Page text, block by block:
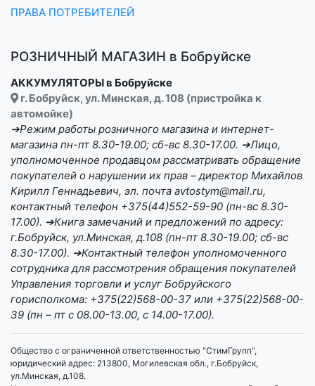
ПРАВА ПОТРЕБИТЕЛЕЙ
РОЗНИЧНЫЙ МАГАЗИН в Бобруйске
АККУМУЛЯТОРЫ в Бобруйске
г. Бобруйск, ул. Минская, д. 108 (пристройка к
автомойке)
➔Режим работы розничного магазина и интернет-
магазина пн-пт 8.30-19.00; сб-вс 8.30-17.00. ➔Лицо,
уполномоченное продавцом рассматривать обращение
покупателей о нарушении их прав – директор Михайлов
Кирилл Геннадьевич, эл. почта avtostym@mail.ru,
контактный телефон +375(44)552-59-90 (пн-вс 8.30-
17.00). ➔Книга замечаний и предложений по адресу:
г.Бобруйск, ул.Минская, д.108 (пн-пт 8.30-19.00; сб-вс
8.30-17.00). ➔Контактный телефон уполномоченного
сотрудника для рассмотрения обращения покупателей
Управления торговли и услуг Бобруйского
горисполкома: +375(22)568-00-37 или +375(22)568-00-
39 (пн – пт с 08.00-13.00, с 14.00-17.00).
Общество с ограниченной ответственностью "СтимГрупп",
юридический адрес: 213800, Могилевская обл., г.Бобруйск,
ул.Минская, д.108.